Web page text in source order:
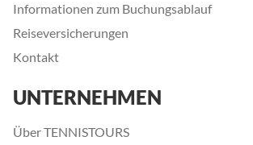
Informationen zum Buchungsablauf
Reiseversicherungen
Kontakt
UNTERNEHMEN
Über TENNISTOURS